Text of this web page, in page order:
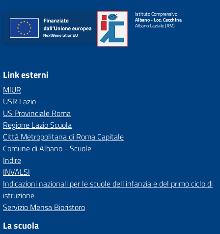
Istituto Comprensivo
Albano - Loc. Cecchina
Albano Laziale (RM)
Link esterni
MIUR
USR Lazio
US Provinciale Roma
Regione Lazio Scuola
Città Metropolitana di Roma Capitale
Comune di Albano - Scuole
Indire
INVALSI
Indicazioni nazionali per le scuole dell'infanzia e del primo ciclo di
istruzione
Servizio Mensa Bioristoro
La scuola